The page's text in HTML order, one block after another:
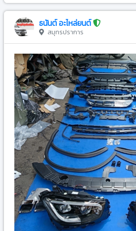
ธนันต์ อะไหล่ยนต์
สมุทรปราการ